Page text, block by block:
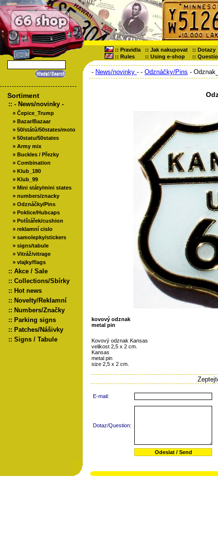
:: Pravidla :: Jak nakupovat :: Dotazy
:: Rules :: Using e-shop ::
Sortiment
:: - News/novinky -
» Čepice_Trump
» Bazar/Bazaar
» 50/států/50states/moto
» 50statu/50states
» Army mix
» Buckles / Přezky
» Combination
» Klub_180
» Klub_99
» Mini státy/mini states
» numbers/znacky
» Odznáčky/Pins
» Poklice/Hubcaps
» Polštářek/cushion
» reklamní cislo
» samolepky/stickers
» signs/tabule
» Vitráž/vitrage
» vlajky/flags
:: Akce / Sale
:: Collections/Sbírky
:: Hot news
:: Novelty/Reklamní
:: Numbers/Značky
:: Parking signs
:: Patches/Nášivky
:: Signs / Tabule
- News/novinky - - Odznáčky/Pins -
kovový odznak
metal pin
Kovový odznak Kansas
velikost 2,5 x 2 cm.
Kansas
metal pin
size 2,5 x 2 cm.
E-mail:
Dotaz/Question: